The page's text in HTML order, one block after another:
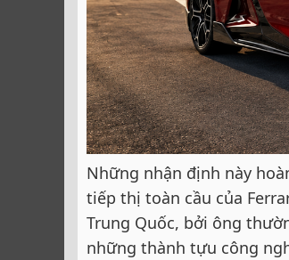
Những nhận định này
tiếp thị toàn cầu của
Trung Quốc, bởi ông
những thành tựu công